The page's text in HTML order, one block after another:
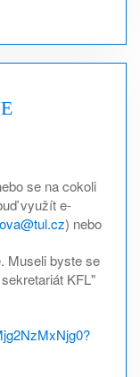
se na cokoli
využít e-
) nebo
Museli byste se
KFL"